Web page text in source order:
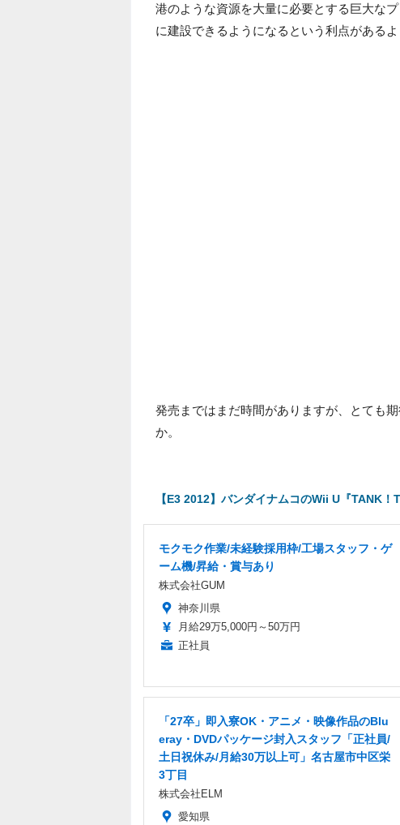
港のような資源を大量に必要とする巨大な
に建設できるようになるという利点があるよ
発売まではまだ時間がありますが、とても
か。
【E3 2012】バンダイナムコのWii U『TANK
モクモク作業/未経験採用枠/工場スタッフ・ゲ
ーム機/昇給・賞与あり
株式会社GUM
神奈川県
月給29万5,000円～50万円
正社員
「27卒」即入寮OK・アニメ・映像作品のBlu
eray・DVDパッケージ封入スタッフ「正社員/
土日祝休み/月給30万以上可」名古屋市中区栄
3丁目
株式会社ELM
愛知県